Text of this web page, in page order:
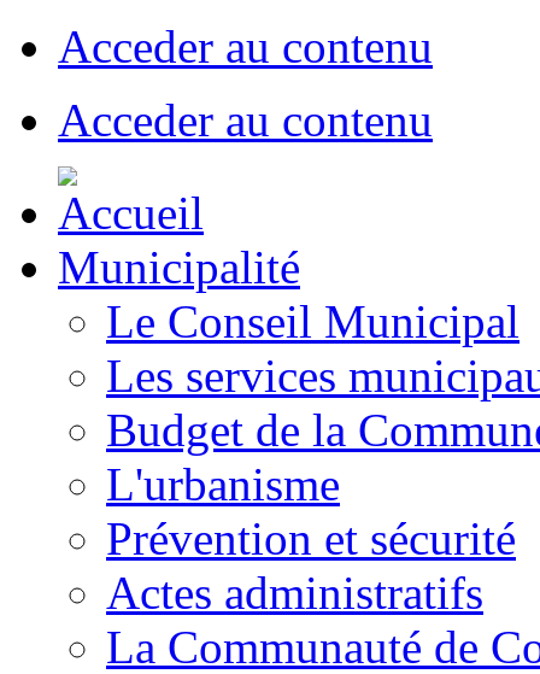
Acceder au contenu
Acceder au contenu
Municipalité
Le Conseil Municipal
Les services
Budget de la
L'urbanisme
Prévention et sécurité
Actes administratifs
La Communauté de